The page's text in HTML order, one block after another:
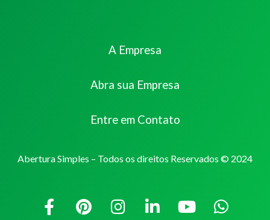
A Empresa
Abra sua Empresa
Entre em Contato
Abertura Simples – Todos os direitos Reservados © 2024